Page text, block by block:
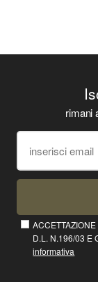
rimani
D.L. N.196/03 E
informativa